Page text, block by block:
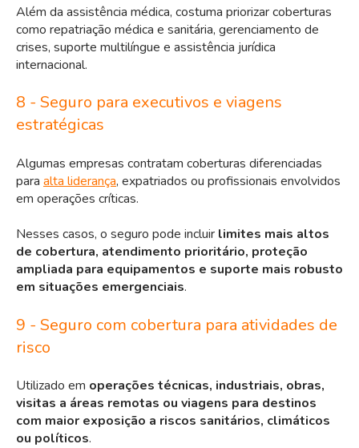
Além da assistência médica, costuma priorizar coberturas
como repatriação médica e sanitária, gerenciamento de
crises, suporte multilíngue e assistência jurídica
internacional.
8 - Seguro para executivos e viagens
estratégicas
Algumas empresas contratam coberturas diferenciadas
para alta liderança, expatriados ou profissionais envolvidos
em operações críticas.
Nesses casos, o seguro pode incluir limites mais altos
de cobertura, atendimento prioritário, proteção
ampliada para equipamentos e suporte mais robusto
em situações emergenciais.
9 - Seguro com cobertura para atividades de
risco
Utilizado em operações técnicas, industriais, obras,
visitas a áreas remotas ou viagens para destinos
com maior exposição a riscos sanitários, climáticos
ou políticos.